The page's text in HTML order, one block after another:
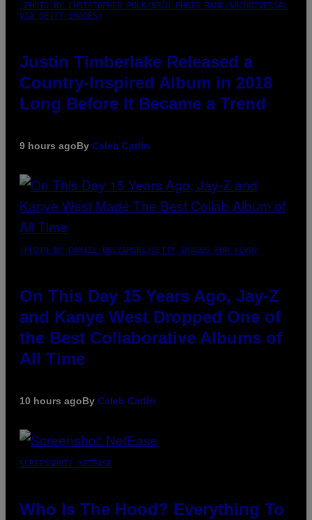
(PHOTO BY CHRISTOPHER POLK/NBCU PHOTO BANK/NBCUNIVERSAL
VIA GETTY IMAGES)
Justin Timberlake Released a
Country-Inspired Album in 2018
Long Before It Became a Trend
9 hours agoBy Caleb Catlin
(PHOTO BY DANIEL BOCZARSKI/GETTY IMAGES FOR VEVO)
On This Day 15 Years Ago, Jay-Z
and Kanye West Dropped One of
the Best Collaborative Albums of
All Time
10 hours agoBy Caleb Catlin
SCREENSHOT: NETEASE
Who Is The Hood? Everything To